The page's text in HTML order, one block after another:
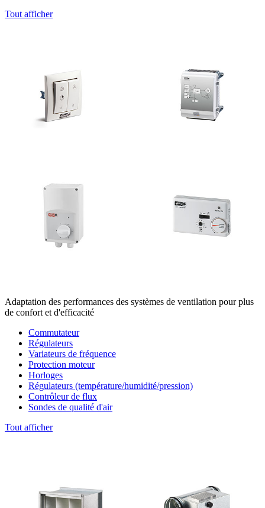
Tout afficher
Adaptation des performances des systèmes de ventilation pour plus
de confort et d'efficacité
Commutateur
Régulateurs
Variateurs de fréquence
Protection moteur
Horloges
Régulateurs (température/humidité/pression)
Contrôleur de flux
Sondes de qualité d'air
Tout afficher